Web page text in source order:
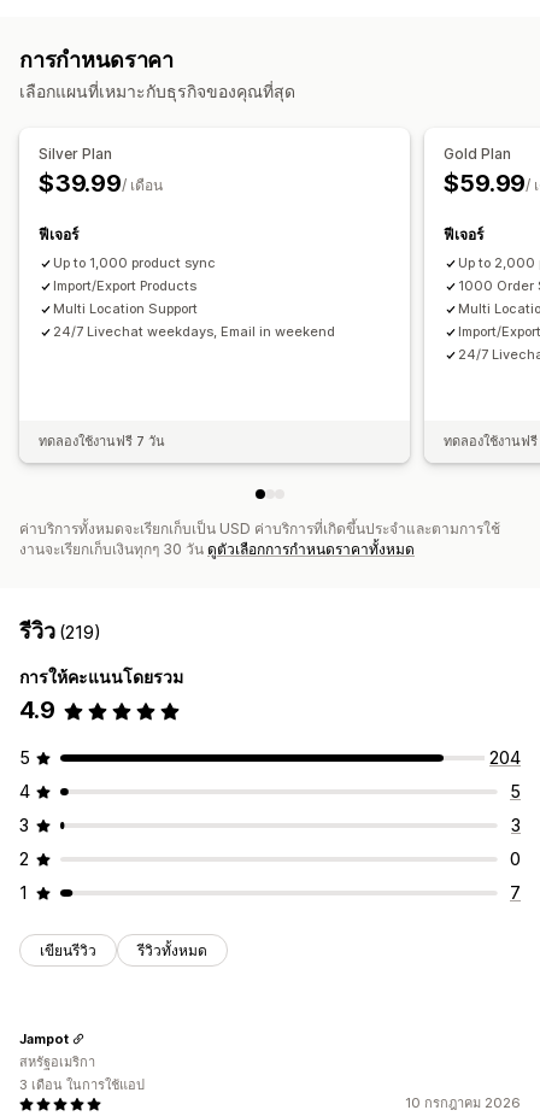
การแจ้งเตือนและรายงาน
สถานะเรียลไทม์
ซิงค์สินค้า ซิงค์สองทาง
คอลเลกชัน ลูกค้า
การกำหนดราคา
เลือกแผนที่เหมาะกับธุรกิจของคุณที่สุด
Silver Plan
$39.99/ เดือน
ฟีเจอร์
Up to 1,000 product sync
Import/Export Products
Multi Location Support
24/7 Livechat weekdays, Email in weekend
ทดลองใช้งานฟรี 7 วัน
Gold Plan
$59.99/
ฟีเจอร์
Up to 2,000
1000 Order
Multi
Import/
24/7
ทดลองใช้งานฟ
ค่าบริการทั้งหมดจะเรียกเก็บเป็น USD ค่าบริการที่เกิดขึ้นประจำและตามการใช้
งานจะเรียกเก็บเงินทุกๆ 30 วัน ดูตัวเลือกการกำหนดราคาทั้งหมด
รีวิว (219)
การให้คะแนนโดยรวม
4.9
5
204
4
5
3
3
2
0
1
7
เขียนรีวิว รีวิวทั้งหมด
10 กรกฎาคม 2026
Jampot
สหรัฐอเมริกา
3 เดือน ในการใช้แอป